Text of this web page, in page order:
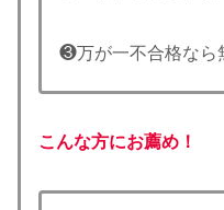
❸万が一不合格なら
こんな方にお薦め！